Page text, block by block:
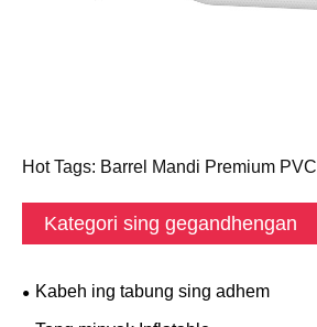
Hot Tags: Barrel Mandi Premium PVC
Kategori sing gegandhengan
Kabeh ing tabung sing adhem